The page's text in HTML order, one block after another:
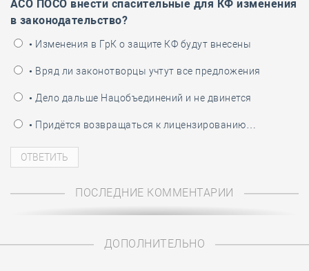
АСО ПОСО внести спасительные для КФ изменения
в законодательство?
• Изменения в ГрК о защите КФ будут внесены
• Вряд ли законотворцы учтут все предложения
• Дело дальше Нацобъединений и не двинется
• Придётся возвращаться к лицензированию…
ПОСЛЕДНИЕ КОММЕНТАРИИ
ДОПОЛНИТЕЛЬНО